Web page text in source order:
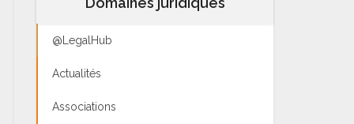
@LegalHub
Actualités
Associations